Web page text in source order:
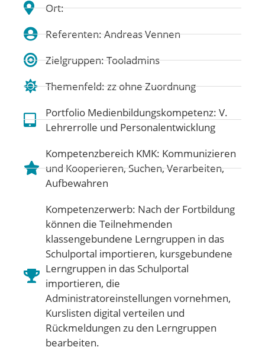
Ort:
Referenten: Andreas Vennen
Zielgruppen: Tooladmins
Themenfeld:zz ohne Zuordnung
Portfolio Medienbildungskompetenz: V.
Lehrerrolle und Personalentwicklung
Kompetenzbereich KMK: Kommunizieren
und Kooperieren,Suchen, Verarbeiten,
Aufbewahren
Kompetenzerwerb: Nach der Fortbildung
können die Teilnehmenden
klassengebundene Lerngruppen in das
Schulportal importieren, kursgebundene
Lerngruppen in das Schulportal
importieren, die
Administratoreinstellungen vornehmen,
Kurslisten digital verteilen und
Rückmeldungen zu den Lerngruppen
bearbeiten.